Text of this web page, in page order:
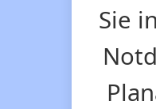
Sie